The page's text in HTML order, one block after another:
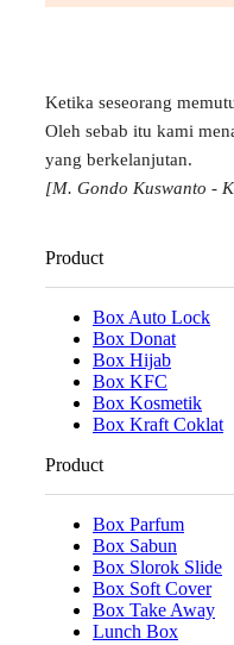
Ketika seseorang
Oleh sebab itu kami
yang berkelanjutan.
[M. Gondo Kuswanto -
Product
Box Auto Lock
Box Donat
Box Hijab
Box KFC
Box Kosmetik
Box Kraft Coklat
Product
Box Parfum
Box Sabun
Box Slorok Slide
Box Soft Cover
Box Take Away
Lunch Box